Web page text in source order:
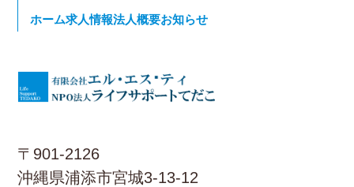
〒901-2126
沖縄県浦添市宮城3-13-12
ホーム求人情報法人概要お知らせ